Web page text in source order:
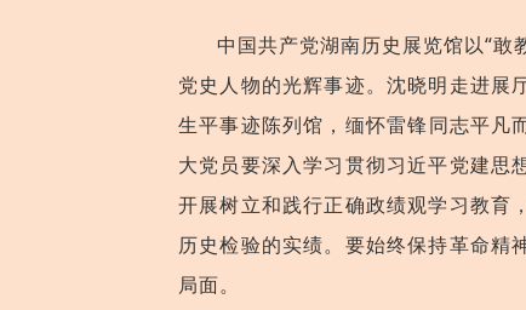
中国共产党湖南历史展览馆以“敢
党史人物的光辉事迹。沈晓明走进展
生平事迹陈列馆，缅怀雷锋同志平凡
大党员要深入学习贯彻习近平党建思
开展树立和践行正确政绩观学习教育
历史检验的实绩。要始终保持革命精
局面。